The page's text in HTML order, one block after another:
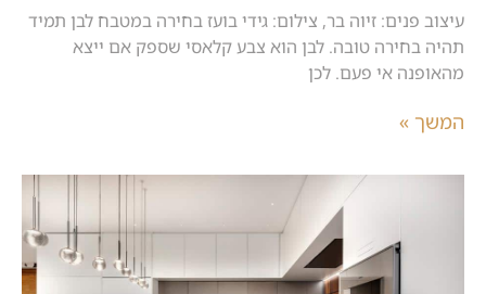
עיצוב פנים: זיוה בר, צילום: גידי בועז בחירה במטבח לבן תמיד
תהיה בחירה טובה. לבן הוא צבע קלאסי שספק אם ייצא
מהאופנה אי פעם. לכן
המשך »